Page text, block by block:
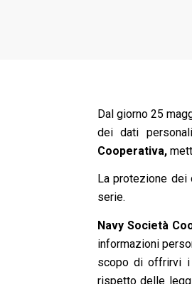
Dal giorno 25
dei dati
Cooperativa,
La protezione
serie.
Navy Società
informazioni
scopo di offrirvi i
rispetto delle